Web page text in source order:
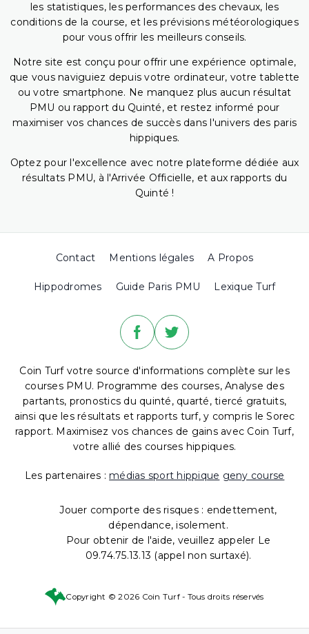
les statistiques, les performances des chevaux, les
conditions de la course, et les prévisions météorologiques
pour vous offrir les meilleurs conseils.
Notre site est conçu pour offrir une expérience optimale,
que vous naviguiez depuis votre ordinateur, votre tablette
ou votre smartphone. Ne manquez plus aucun résultat
PMU ou rapport du Quinté, et restez informé pour
maximiser vos chances de succès dans l'univers des paris
hippiques.
Optez pour l'excellence avec notre plateforme dédiée aux
résultats PMU, à l'Arrivée Officielle, et aux rapports du
Quinté !
Contact Mentions légales A Propos
Hippodromes Guide Paris PMU Lexique Turf
Coin Turf votre source d'informations complète sur les
courses PMU. Programme des courses, Analyse des
partants, pronostics du quinté, quarté, tiercé gratuits,
ainsi que les résultats et rapports turf, y compris le Sorec
rapport. Maximisez vos chances de gains avec Coin Turf,
votre allié des courses hippiques.
Les partenaires : médias sport hippique geny course
Jouer comporte des risques : endettement,
dépendance, isolement.
Pour obtenir de l'aide, veuillez appeler Le
09.74.75.13.13 (appel non surtaxé).
Copyright © 2026 Coin Turf - Tous droits réservés